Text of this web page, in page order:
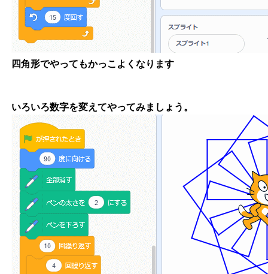
四角形でやってもかっこよくなります
いろいろ数字を変えてやってみましょう。